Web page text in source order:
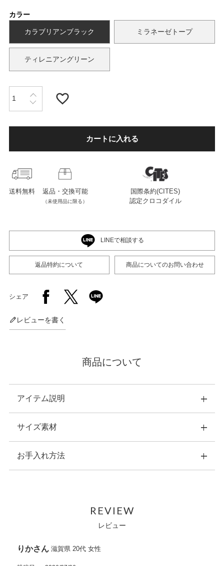
ルマガ登録・解除
定商取引法に基づく表示
問い合わせ
FOLLOW US
カラー
カラブリアンブラック ミラネーゼトープ
ティレニアングリーン
カートに入れる
送料無料 返品・交換可能
（未使用品に限る）
国際条約(CITES)
認定クロコダイル
LINEで相談する
返品特約について 商品についてのお問い合わせ
シェア
レビューを書く
商品について
アイテム説明
ふれた、圧倒的な高級感を演出します。
金具には、上品なゴールドカラーと重厚感のある真鍮を採用。
サイズ素材
内側収納：ファスナーポケット×１
外側収納：裏面オープンポケット×１
お手入れ方法
・水などにぬれた場合は、直ちに拭き取り、風通しの良い場所
で自然乾燥させてください。
ください。
・洗濯機は使用しないでください。クリーニング専門店をご利
REVIEW
レビュー
りか 滋賀県 20代 女性